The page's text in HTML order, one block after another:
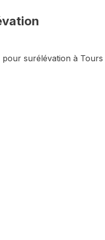
pour surélévation à Tours